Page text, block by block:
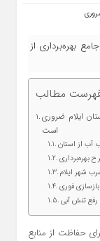
بهره‌برداری از
مطالب
ایلام ضروری
است
آب از استان
بهره‌برداری
شهر ایلام
فوری
رفع تنش آبی
حفاظت از منابع